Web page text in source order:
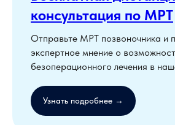
консультация по МРТ
Отправьте МРТ позвоночника и
экспертное мнение о
безоперационного лечения в
Узнать подробнее →